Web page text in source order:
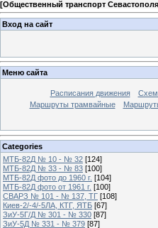
[Общественный транспорт Севастополя
Вход на сайт
Меню сайта
Расписания движения
Маршруты трамвайные
Categories
МТБ-82Д № 10 - № 32 [124]
МТБ-82Д № 33 - № 83 [100]
МТБ-82Д фото до 1960 г. [104]
МТБ-82Д фото от 1961 г. [100]
СВАРЗ № 101 - № 137, ТГ [108]
Киев-2/-4/-5ЛА, КТГ, ЯТБ [67]
ЗиУ-5Г/Д № 301 - № 330 [87]
ЗиУ-5Д № 331 - № 379 [87]